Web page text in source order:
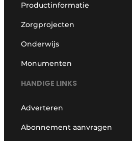
Productinformatie
Zorgprojecten
Onderwijs
Monumenten
HANDIGE LINKS
Adverteren
Abonnement aanvragen